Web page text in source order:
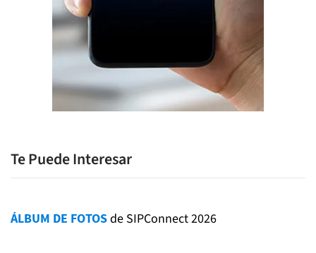
Te Puede Interesar
ÁLBUM DE FOTOSde SIPConnect 2026